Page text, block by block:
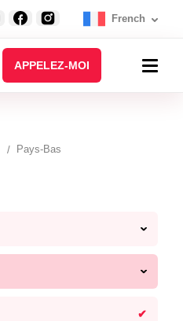
French
APPELEZ-MOI
Pays-Bas